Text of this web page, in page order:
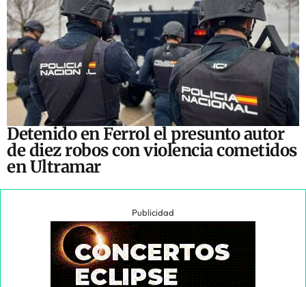
Detenido en Ferrol el presunto autor
de diez robos con violencia cometidos
en Ultramar
Publicidad